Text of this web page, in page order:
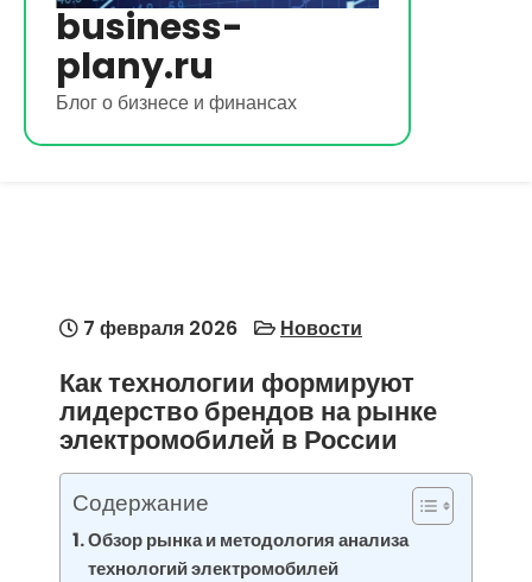
business-
plany.ru
Блог о бизнесе и финансах
7 февраля 2026 Новости
Как технологии формируют
лидерство брендов на рынке
электромобилей в России
Содержание
Обзор рынка и методология анализа
технологий электромобилей